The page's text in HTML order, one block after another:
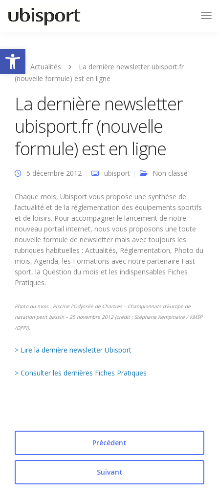
Ouvrir la barre d’outils
Actualités
La dernière newsletter ubisport.fr
(nouvelle formule) est en ligne
La dernière newsletter
ubisport.fr (nouvelle
formule) est en ligne
5 décembre 2012 ubisport Non classé
Chaque mois, Ubisport vous propose une synthèse de
l’actualité et de la réglementation des équipements sportifs
et de loisirs. Pour accompagner le lancement de notre
nouveau portail internet, nous vous proposons une toute
nouvelle formule de newsletter mais avec toujours les
rubriques habituelles : Actualités, Réglementation, Photo du
mois, Agenda, les Formations avec notre partenaire Fast
sport, la Question du mois et les indispensables Fiches
Pratiques.
Photo du mois : Piscine l’Odyssée de Chartres – Championnats d’Europe de
natation petit bassin – 25 novembre 2012 (crédit : Stéphane Kempinaire / KMSP
/DPPI).
> Lire la dernière newsletter Ubisport
> Consulter les dernières Fiches Pratiques
Précédent
Suivant